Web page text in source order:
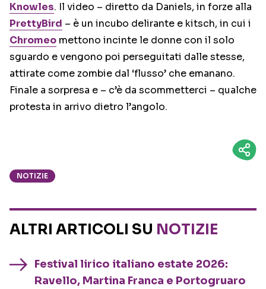
Knowles. Il video – diretto da Daniels, in forze alla
PrettyBird – è un incubo delirante e kitsch, in cui i
Chromeo mettono incinte le donne con il solo
sguardo e vengono poi perseguitati dalle stesse,
attirate come zombie dal ‘flusso’ che emanano.
Finale a sorpresa e – c’è da scommetterci – qualche
protesta in arrivo dietro l’angolo.
NOTIZIE
ALTRI ARTICOLI SU NOTIZIE
Festival lirico italiano estate 2026:
Ravello, Martina Franca e Portogruaro